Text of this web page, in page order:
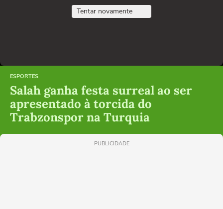
Tentar novamente
ESPORTES
Salah ganha festa surreal ao ser
apresentado à torcida do
Trabzonspor na Turquia
PUBLICIDADE